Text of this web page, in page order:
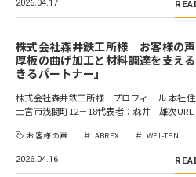
2026.04.17
株式会社森井鉄工所様 お客様の
厚板の曲げ加工と材料調達を支え
きるパートナー」
株式会社森井鉄工所様 プロフィール 本社
士宮市浅間町12－18代表者：森井 雄次
お客様の声 ABREX WEL-TEN
2026.04.16